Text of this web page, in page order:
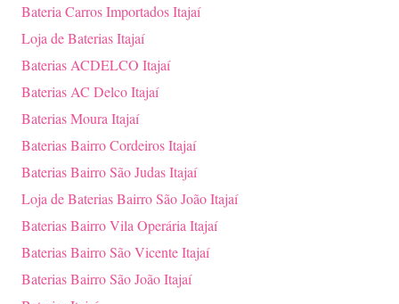
Bateria Carros Importados Itajaí
Loja de Baterias Itajaí
Baterias ACDELCO Itajaí
Baterias AC Delco Itajaí
Baterias Moura Itajaí
Baterias Bairro Cordeiros Itajaí
Baterias Bairro São Judas Itajaí
Loja de Baterias Bairro São João Itajaí
Baterias Bairro Vila Operária Itajaí
Baterias Bairro São Vicente Itajaí
Baterias Bairro São João Itajaí